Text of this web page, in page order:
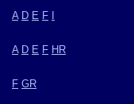
A D E F
A D E F HR
F GR